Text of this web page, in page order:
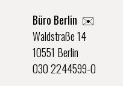
Büro Berlin ✉️
Waldstraße 14
10551 Berlin
030 2244599-0